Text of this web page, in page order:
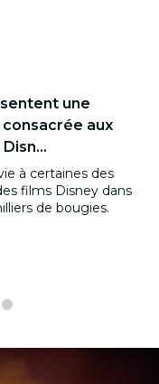
une
aux
à certaines des
films Disney dans
de bougies.